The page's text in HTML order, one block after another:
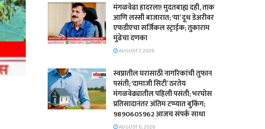
​मंगळवेढा हादरला! मुदतबाह्य दही, ताक
आणि लस्सी बाजारात; ‘या’ दूध डेअरीवर
एफडीएचा सर्जिकल स्ट्राईक; ​तुकाराम
मुंढेचा दणका
AUGUST 7, 2026
स्वप्नातील घरासाठी नागरिकांची तुफान
पसंती; ‘दामाजी सिटी’ ठरतेय
मंगळवेढ्यातील पहिली पसंती; भरघोस
प्रतिसादानंतर अंतिम टप्प्यात बुकिंग;
9890605962 आजच संपर्क साधा
AUGUST 6, 2026